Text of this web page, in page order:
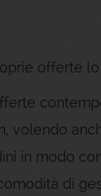
offerte
volendo
in modo
di